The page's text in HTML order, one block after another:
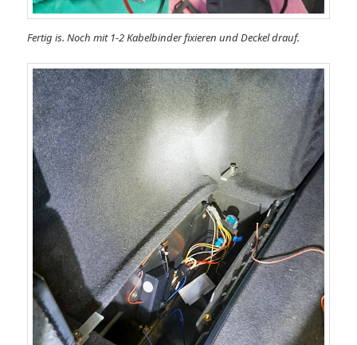
Fertig is. Noch mit 1-2 Kabelbinder fixieren und Deckel drauf.